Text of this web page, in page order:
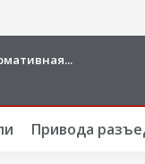
Привода